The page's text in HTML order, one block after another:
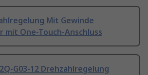
Mit Gewinde
mit One-Touch-Anschluss
G03-12 Drehzahlregelung